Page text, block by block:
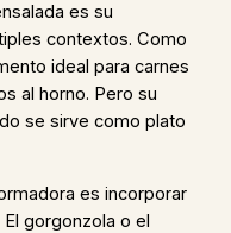
es su
contextos. Como
ideal para carnes
al horno. Pero su
se sirve como plato
es incorporar
gorgonzola o el